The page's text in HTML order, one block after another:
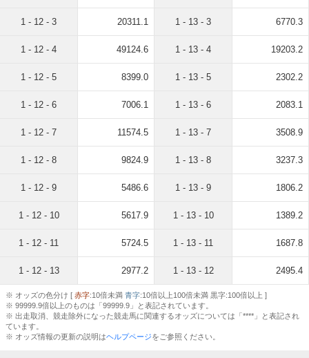
1 - 12 - 3 20311.1
1 - 12 - 4 49124.6
1 - 12 - 5 8399.0
1 - 12 - 6 7006.1
1 - 12 - 7 11574.5
1 - 12 - 8 9824.9
1 - 12 - 9 5486.6
1 - 12 - 10 5617.9
1 - 12 - 11 5724.5
1 - 12 - 13 2977.2
1 - 13 - 3 6770.3
1 - 13 - 4 19203.2
1 - 13 - 5 2302.2
1 - 13 - 6 2083.1
1 - 13 - 7 3508.9
1 - 13 - 8 3237.3
1 - 13 - 9 1806.2
1 - 13 - 10 1389.2
1 - 13 - 11 1687.8
1 - 13 - 12 2495.4
※ オッズの色分け [ 赤字:10倍未満 青字:10倍以上100倍未満 黒字:100倍以上 ]
※ 99999.9倍以上のものは「99999.9」と表記されています。
※ 出走取消、競走除外になった競走馬に関連するオッズについては「****」と表記され
ています。
※ オッズ情報の更新の説明はヘルプページをご参照ください。